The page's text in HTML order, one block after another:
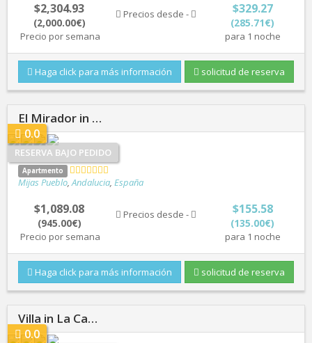
$2,304.93
(2,000.00€)
Precio por semana
Precios desde - $329.27
(285.71€)
para 1 noche
solicitud de reserva
Haga click para más información
El Mirador in …
RESERVA BAJO PEDIDO
0.0
Apartmento
Mijas Pueblo,Andalucia, España
$1,089.08
(945.00€)
Precio por semana
Precios desde - $155.58
(135.00€)
para 1 noche
solicitud de reserva
Haga click para más información
Villa in La Ca…
0.0